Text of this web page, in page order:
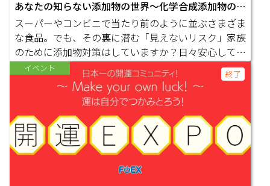
は「新しい価値創出について」。各々が自分の思いや
夢を自由に語り合う中、主体性と自分事の視点が鮮明
に表れている。私はそれぞれの話を丁寧に聴き、思い
と思いをつむぎ合わせる役割を果たす。 午後は、コ
ミュニティとコミュニティのつながりを深める活動に
取り組む。競争ではなく、協力と共感により全員が自
己実現へと向かうこの世界で、私の仕事はそれぞれの
強さを引き出し、新しいつながりを生むこと。 そし
て夕方、課題解決のためのワークショップ。自分たち
の生活に必要なもの、自然環境に配慮した持続可能な
解決策を、みんなで考え、共有する時間だ。ここでは
テクノロジーの発展も重要な要素として取り入れら
れ、供給過多にならず、適切な質と量を維持するため
あなたの知らない添加物の世界～化学合成添加物の恐怖～【9月の無料オープンセミナー】
スーパーやコンビニで当たり前のように並ぶさまざま
な食品。でも、その裏に潜む「見えないリスク」家族
のために添加物対策はしていますか？日々安心して食
べることができるように、今日からできることを一緒
に学びましょう。▼こんな方におススメのセミナーで
す ・家族の健康を守りたい方 ・添加物との付き合い
方を知りたい方 ・習慣化できる予防医学を身につけ
たい方講師：鈴木敦朗氏（WoodBell 代表）若い頃
に父を亡くした事をきっかけに、健康を失えば全てを
失う事を痛感し予防医学の世界に飛び込みました。死
ぬまで続けられてこそ「真の予防医学」だと思い、
イベント
終了